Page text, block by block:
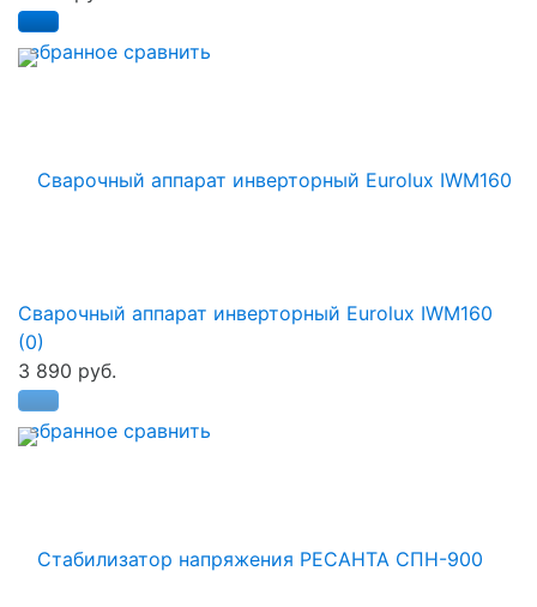
избранное сравнить
избранное сравнить
Сварочный аппарат инверторный Eurolux IWM160
(0)
3 890 руб.